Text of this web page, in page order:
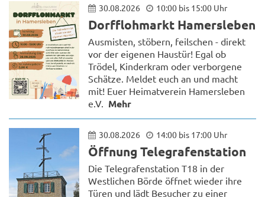
30.08.2026 10:00 bis 15:00 Uhr
Dorfflohmarkt Hamersleben
Ausmisten, stöbern, feilschen - direkt
vor der eigenen Haustür! Egal ob
Trödel, Kinderkram oder verborgene
Schätze. Meldet euch an und macht
mit! Euer Heimatverein Hamersleben
e.V. Mehr
30.08.2026 14:00 bis 17:00 Uhr
Öffnung Telegrafenstation
Die Telegrafenstation T18 in der
Westlichen Börde öffnet wieder ihre
Türen und lädt Besucher zu einer